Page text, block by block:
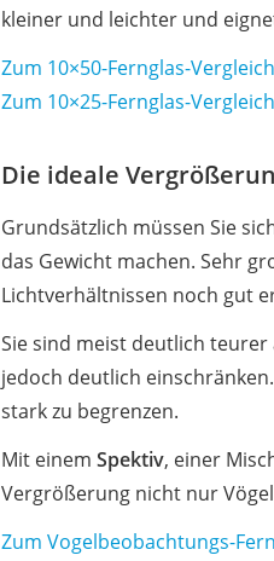
kleiner und leichter und
Zum 10×50-Fernglas-Vergleich
Zum 10×25-Fernglas-Vergleich
Die ideale
Grundsätzlich müssen Sie
das Gewicht machen. Sehr
Lichtverhältnissen noch gut
Sie sind meist deutlich teurer
jedoch deutlich
stark zu begrenzen.
Mit einemSpektiv, einer
Vergrößerung nicht nur
Zum Vogelbeobachtungs-